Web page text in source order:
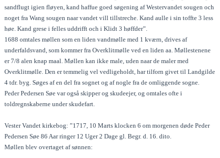
sandflugt igien fløyen, kand haffue goed søgening af Westervandet sougen och
noget fra Wang sougen naar vandet vill tillstreche. Kand aulle i sin toffte 3 less
høe. Kand grese i felles uddrifft och i Klidt 3 høffder”.
1688 omtales møllen som en liden vandmølle med 1 kværn, drives af
underfaldsvand, som kommer fra Overklitmølle ved en liden aa. Møllestenene
er 7/8 alen knap maal. Møllen kan ikke male, uden naar de maler med
Overklitmølle. Den er temmelig vel vedligeholdt, har tilforn givet til Landgilde
4 tdr. byg. Søges af en del fra sognet og af nogle fra de omliggende sogne.
Peder Pedersen Søe var også skipper og skudeejer, og omtales ofte i
toldregnskaberne under skudefart.
Vester Vandet kirkebog: ”1717, 10 Marts klocken 6 om morgenen døde Peder
Pedersen Søe 86 Aar ringer 12 Uger 2 Dage gl. Begr. d. 16. dito.
Møllen blev overtaget af sønnen: